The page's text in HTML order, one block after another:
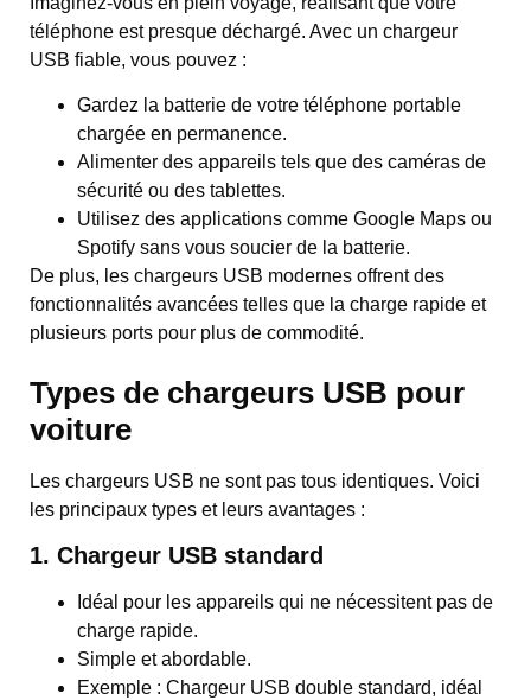
téléphone est presque déchargé. Avec un chargeur
USB fiable, vous pouvez :
Gardez la batterie de votre téléphone portable
chargée en permanence.
Alimenter des appareils tels que des caméras de
sécurité ou des tablettes.
Utilisez des applications comme Google Maps ou
Spotify sans vous soucier de la batterie.
De plus, les chargeurs USB modernes offrent des
fonctionnalités avancées telles que la charge rapide et
plusieurs ports pour plus de commodité.
Types de chargeurs USB pour
voiture
Les chargeurs USB ne sont pas tous identiques. Voici
les principaux types et leurs avantages :
1. Chargeur USB standard
Idéal pour les appareils qui ne nécessitent pas de
charge rapide.
Simple et abordable.
Exemple : Chargeur USB double standard, idéal